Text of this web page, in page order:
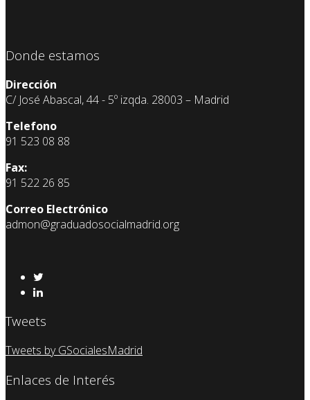
Donde estamos
Dirección
C/ José Abascal, 44 - 5º izqda. 28003 – Madrid
Telefono
91 523 08 88
Fax:
91 522 26 85
Correo Electrónico
admon@graduadosocialmadrid.org
Tweets
Tweets by GSocialesMadrid
Enlaces de Interés